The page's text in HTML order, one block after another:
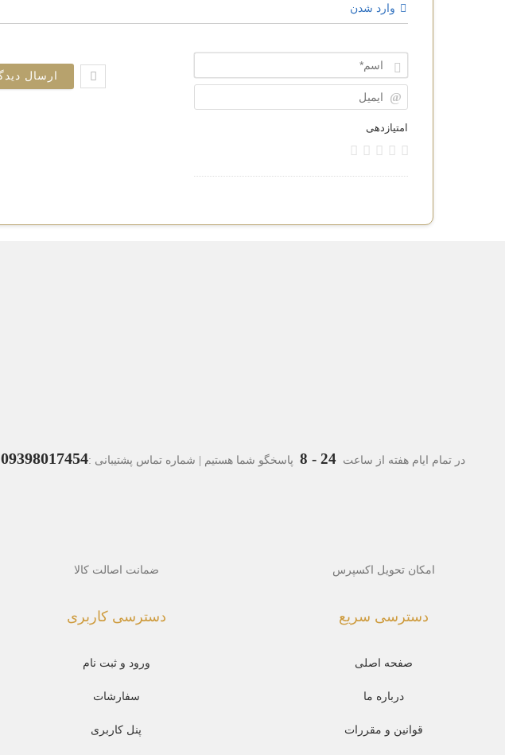
وارد شدن
Name*
امتیازدهی
در تمام ایام هفته از ساعت 24 - 8 پاسخگو شما هستیم | شماره تماس پشتیبانی :09398017454
امکان تحویل اکسپرس
دسترسی سریع
صفحه اصلی
درباره ما
قوانین و مقررات
ضمانت اصالت کالا
دسترسی کاربری
ورود و ثبت نام
سفارشات
پنل کاربری